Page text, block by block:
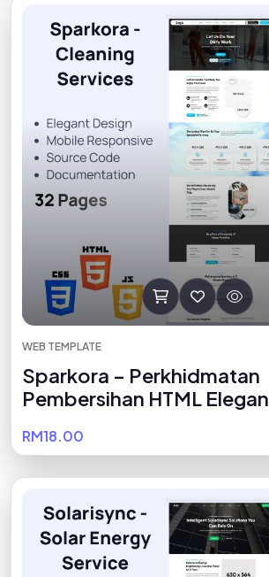
WEB TEMPLATE
Sparkora – Perkhidmatan
Pembersihan HTML Elegan
RM18.00